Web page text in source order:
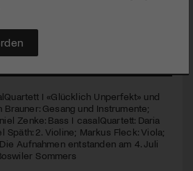
Lounge-Pop und jiddischen
I «Glücklich Unperfekt» und
Gesang und Instrumente;
Zenke: Bass I casalQuartett: Daria
Späth: 2. Violine; Markus Fleck: Viola;
Aufnahmen entstanden am 4. Juli
Sommers